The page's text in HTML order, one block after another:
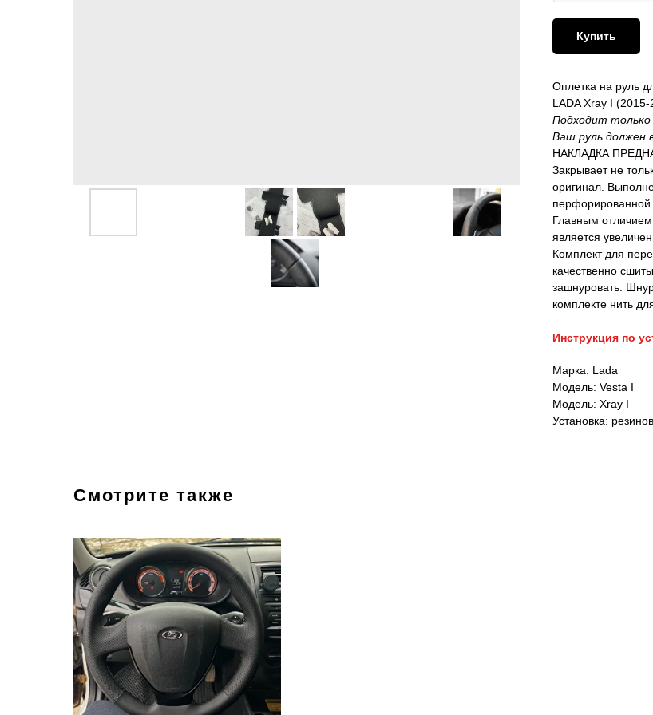
Купить
Оплетка на руль
LADA Xray I (2015-
Подходит
Ваш руль должен
НАКЛАДКА
Закрывает не
оригинал.
перфорированной
Главным
является
Комплект для
качественно
зашнуровать.
комплекте нить
Инструкция по
Марка: Lada
Модель: Vesta I
Модель: Xray I
Установка:
Смотрите также